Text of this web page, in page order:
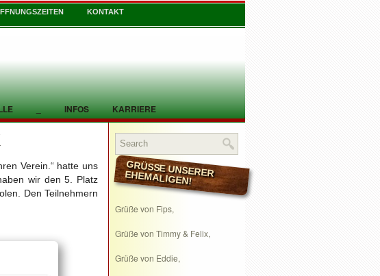
KONTAKT
_ INFOS KARRIERE
Verein.“ hatte uns
wir den 5. Platz
Den Teilnehmern
GRÜSSE UNSERER EHEMALIGEN!
Grüße von Fips,
Grüße von Timmy & Felix,
Grüße von Eddie,